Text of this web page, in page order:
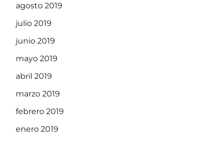
agosto 2019
julio 2019
junio 2019
mayo 2019
abril 2019
marzo 2019
febrero 2019
enero 2019